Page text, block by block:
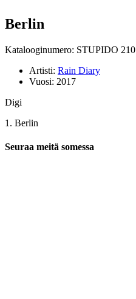
Berlin
Katalooginumero: STUPIDO 210
Artisti: Rain Diary
Vuosi: 2017
Digi
1. Berlin
Seuraa meitä somessa